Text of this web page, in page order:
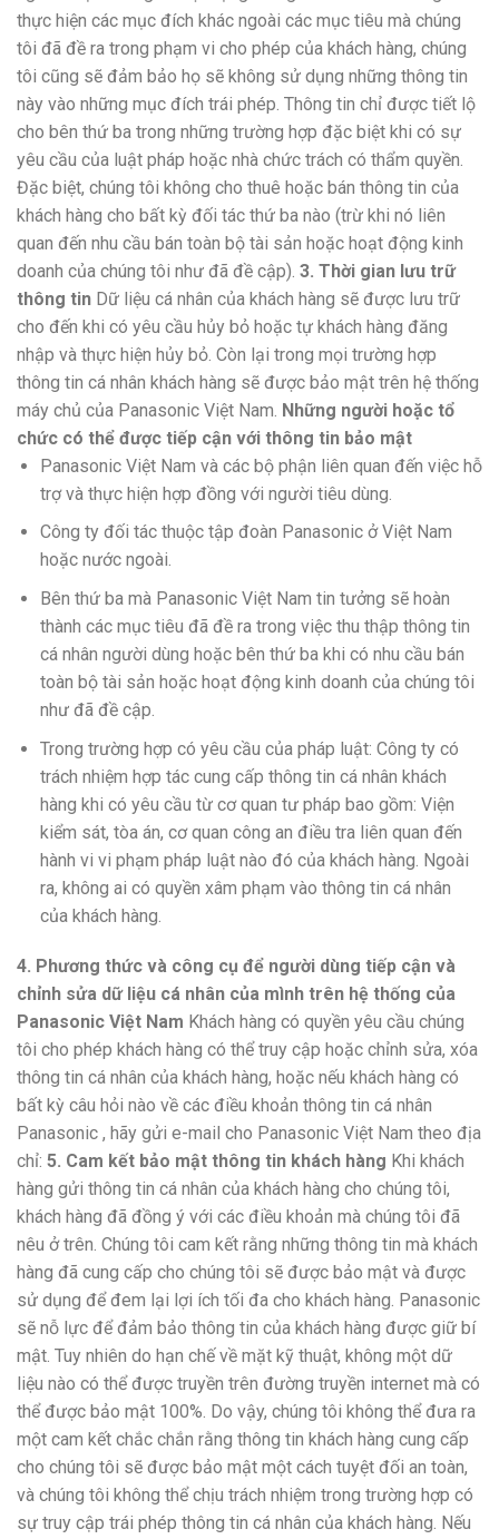
thực hiện các mục đích khác ngoài các mục tiêu mà chúng
tôi đã đề ra trong phạm vi cho phép của khách hàng, chúng
tôi cũng sẽ đảm bảo họ sẽ không sử dụng những thông tin
này vào những mục đích trái phép. Thông tin chỉ được tiết lộ
cho bên thứ ba trong những trường hợp đặc biệt khi có sự
yêu cầu của luật pháp hoặc nhà chức trách có thẩm quyền.
Đặc biệt, chúng tôi không cho thuê hoặc bán thông tin của
khách hàng cho bất kỳ đối tác thứ ba nào (trừ khi nó liên
quan đến nhu cầu bán toàn bộ tài sản hoặc hoạt động kinh
doanh của chúng tôi như đã đề cập). 3. Thời gian lưu trữ
thông tin Dữ liệu cá nhân của khách hàng sẽ được lưu trữ
cho đến khi có yêu cầu hủy bỏ hoặc tự khách hàng đăng
nhập và thực hiện hủy bỏ. Còn lại trong mọi trường hợp
thông tin cá nhân khách hàng sẽ được bảo mật trên hệ thống
máy chủ của Panasonic Việt Nam. Những người hoặc tổ
chức có thể được tiếp cận với thông tin bảo mật
Panasonic Việt Nam và các bộ phận liên quan đến việc hỗ
trợ và thực hiện hợp đồng với người tiêu dùng.
Công ty đối tác thuộc tập đoàn Panasonic ở Việt Nam
hoặc nước ngoài.
Bên thứ ba mà Panasonic Việt Nam tin tưởng sẽ hoàn
thành các mục tiêu đã đề ra trong việc thu thập thông tin
cá nhân người dùng hoặc bên thứ ba khi có nhu cầu bán
toàn bộ tài sản hoặc hoạt động kinh doanh của chúng tôi
như đã đề cập.
Trong trường hợp có yêu cầu của pháp luật: Công ty có
trách nhiệm hợp tác cung cấp thông tin cá nhân khách
hàng khi có yêu cầu từ cơ quan tư pháp bao gồm: Viện
kiểm sát, tòa án, cơ quan công an điều tra liên quan đến
hành vi vi phạm pháp luật nào đó của khách hàng. Ngoài
ra, không ai có quyền xâm phạm vào thông tin cá nhân
của khách hàng.
4. Phương thức và công cụ để người dùng tiếp cận và
chỉnh sửa dữ liệu cá nhân của mình trên hệ thống của
Panasonic Việt Nam Khách hàng có quyền yêu cầu chúng
tôi cho phép khách hàng có thể truy cập hoặc chỉnh sửa, xóa
thông tin cá nhân của khách hàng, hoặc nếu khách hàng có
bất kỳ câu hỏi nào về các điều khoản thông tin cá nhân
Panasonic , hãy gửi e-mail cho Panasonic Việt Nam theo địa
chỉ: 5. Cam kết bảo mật thông tin khách hàng Khi khách
hàng gửi thông tin cá nhân của khách hàng cho chúng tôi,
khách hàng đã đồng ý với các điều khoản mà chúng tôi đã
nêu ở trên. Chúng tôi cam kết rằng những thông tin mà khách
hàng đã cung cấp cho chúng tôi sẽ được bảo mật và được
sử dụng để đem lại lợi ích tối đa cho khách hàng. Panasonic
sẽ nỗ lực để đảm bảo thông tin của khách hàng được giữ bí
mật. Tuy nhiên do hạn chế về mặt kỹ thuật, không một dữ
liệu nào có thể được truyền trên đường truyền internet mà có
thể được bảo mật 100%. Do vậy, chúng tôi không thể đưa ra
một cam kết chắc chắn rằng thông tin khách hàng cung cấp
cho chúng tôi sẽ được bảo mật một cách tuyệt đối an toàn,
và chúng tôi không thể chịu trách nhiệm trong trường hợp có
sự truy cập trái phép thông tin cá nhân của khách hàng. Nếu